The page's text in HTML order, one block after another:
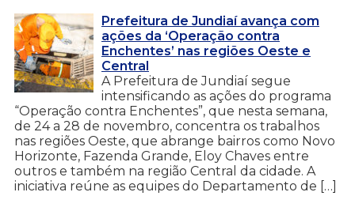
Prefeitura de Jundiaí avança com
ações da ‘Operação contra
Enchentes’ nas regiões Oeste e
Central
A Prefeitura de Jundiaí segue
intensificando as ações do programa
“Operação contra Enchentes”, que nesta semana,
de 24 a 28 de novembro, concentra os trabalhos
nas regiões Oeste, que abrange bairros como Novo
Horizonte, Fazenda Grande, Eloy Chaves entre
outros e também na região Central da cidade. A
iniciativa reúne as equipes do Departamento de […]